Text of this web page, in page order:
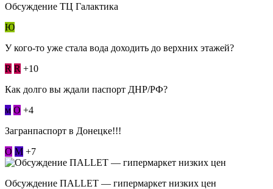
Обсуждение ТЦ Галактика
Ю
У кого-то уже стала вода доходить до верхних этажей?
R R +10
Как долго вы ждали паспорт ДНР/РФ?
м О +4
Загранпаспорт в Донецке!!!
О М +7
Обсуждение ПАLLЕТ — гипермаркет низких цен